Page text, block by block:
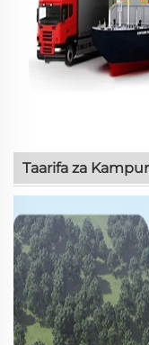
Taarifa za